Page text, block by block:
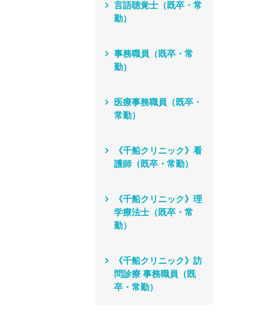
言語聴覚士（既卒・常
勤）
事務職員（既卒・常
勤）
医療事務職員（既卒・
常勤）
《千船クリニック》看
護師（既卒・常勤）
《千船クリニック》理
学療法士（既卒・常
勤）
《千船クリニック》訪
問診療 事務職員（既
卒・常勤）